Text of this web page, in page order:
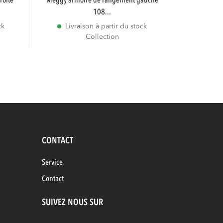
108...
Livraison à partir du stock
Collection
CONTACT
Service
Contact
SUIVEZ NOUS SUR